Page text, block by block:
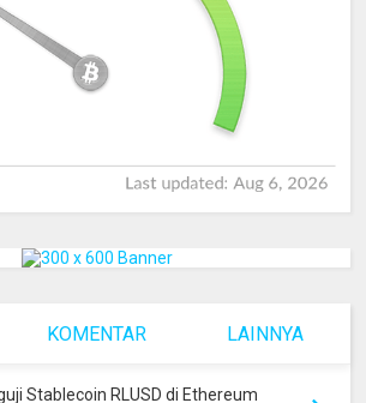
KOMENTAR LAINNYA
Stablecoin RLUSD di Ethereum